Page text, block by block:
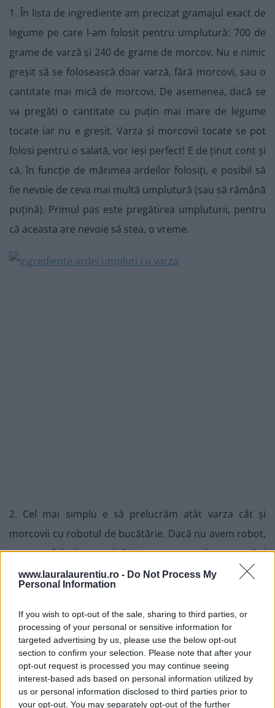
www.lauralaurentiu.ro - Do Not Process My
Personal Information
If you wish to opt-out of the sale, sharing to third parties, or
processing of your personal or sensitive information for
targeted advertising by us, please use the below opt-out
section to confirm your selection. Please note that after your
opt-out request is processed you may continue seeing
interest-based ads based on personal information utilized by
us or personal information disclosed to third parties prior to
your opt-out. You may separately opt-out of the further
1. În lista de ingrediente am precizat gramajul exact de
legume pe care l-am folosit pentru umplutură: 700 de
grame de varză și 240 de grame de morcov. Nu e nimic
greșit să se folosească doar varză, fără morcovi, sau o
cantitate mai mică de morcovi. De asemenea, dacă se
va pregăti o cantitate cu puțin mai mare de legume
tocate iar nu e greșit. Varza și morcovii tocate se pot
folosi pentru o salată, vor ieși perfect! E de ținut cont și
că, în funcție de mărimea ardeilor folosiți, e posibil să
fie nevoie de ceva mai multă umplutură (sau să rămână
puțină). Primul pas este pregătirea umpluturii, pentru
că aceasta are nevoie să stea, o vreme.
2. Cel mai simplu e să prelucrăm atât varza cât și
morcovii cu robotul de bucătărie. Dacă nu avem robot,
se poate folosi o mandolină sau se pot rade morcovii și
varza se poate toca din cuțit. Eu am atașat dispozitivul
vreo 2 minute.